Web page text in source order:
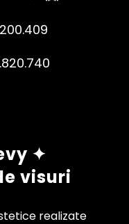
✦
visuri
realizate